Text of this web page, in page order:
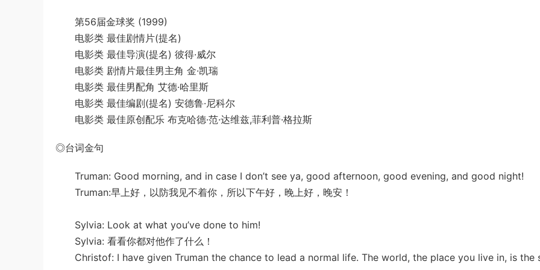
第56届金球奖 (1999)
电影类 最佳剧情片(提名)
电影类 最佳导演(提名) 彼得·威尔
电影类 剧情片最佳男主角 金·凯瑞
电影类 最佳男配角 艾德·哈里斯
电影类 最佳编剧(提名) 安德鲁·尼科尔
电影类 最佳原创配乐 布克哈德·范·达维兹,菲利普·格拉斯
◎台词金句
Truman: Good morning, and in case I don’t see ya, good afternoon, good evening, and good night!
Truman:早上好，以防我见不着你，所以下午好，晚上好，晚安！
Sylvia: Look at what you’ve done to him!
Sylvia: 看看你都对他作了什么！
Christof: I have given Truman the chance to lead a normal life. The world, the place you live in, is the